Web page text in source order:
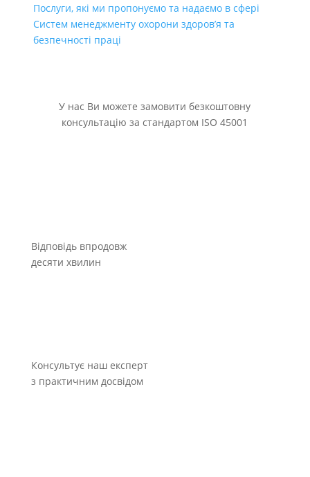
Послуги, які ми пропонуємо та надаємо в сфері
Систем менеджменту охорони здоров’я та
безпечності праці
У нас Ви можете замовити безкоштовну
консультацію за стандартом ISO 45001
Відповідь впродовж
десяти хвилин
Консультує наш експерт
з практичним досвідом